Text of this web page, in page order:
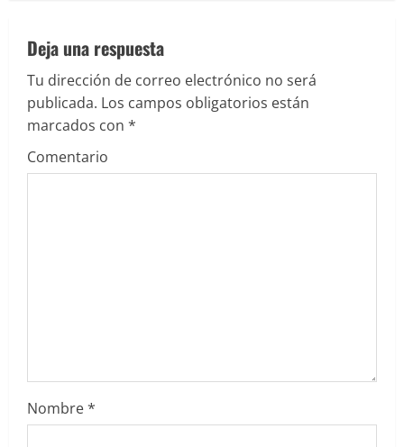
e
y
e
n
Deja una respuesta
Tu dirección de correo electrónico no será
publicada. Los campos obligatorios están
marcados con *
Comentario
Nombre*